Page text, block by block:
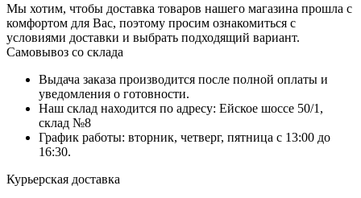
Мы хотим, чтобы доставка товаров нашего магазина прошла с
комфортом для Вас, поэтому просим ознакомиться с
условиями доставки и выбрать подходящий вариант.
Самовывоз со склада
Выдача заказа производится после полной оплаты и
уведомления о готовности.
Наш склад находится по адресу: Ейское шоссе 50/1,
склад №8
График работы: вторник, четверг, пятница с 13:00 до
16:30.
Курьерская доставка